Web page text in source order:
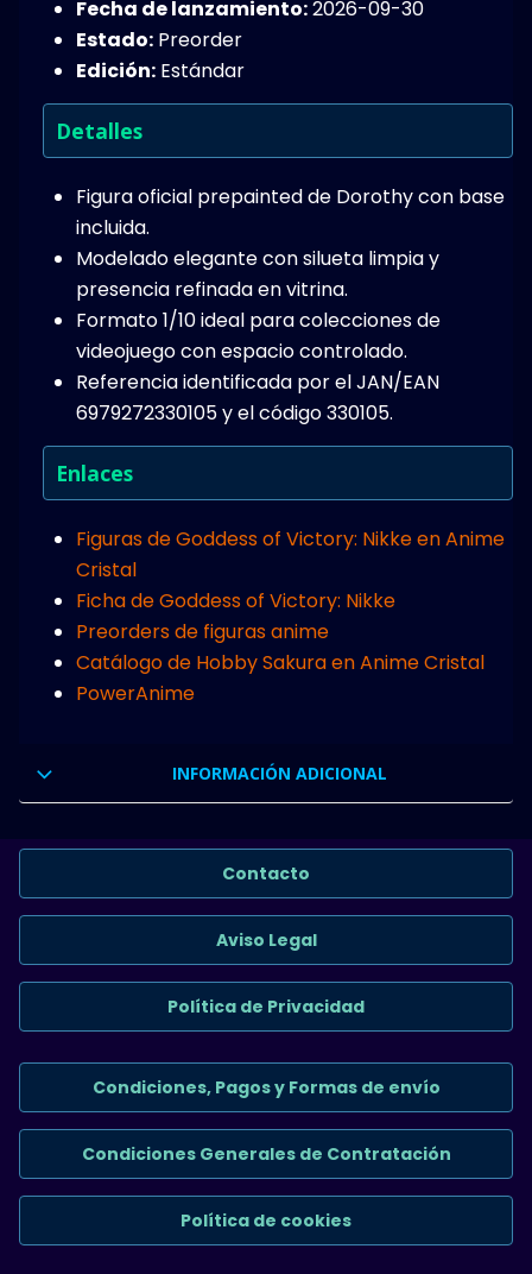
Fecha de lanzamiento:2026-09-30
Estado: Preorder
Edición: Estándar
Detalles
Figura oficial prepainted de Dorothy con base
incluida.
Modelado elegante con silueta limpia y
presencia refinada en vitrina.
Formato 1/10 ideal para colecciones de
videojuego con espacio controlado.
Referencia identificada por el JAN/EAN
6979272330105 y el código 330105.
Enlaces
Figuras de Goddess of Victory: Nikke en Anime
Cristal
Ficha de Goddess of Victory: Nikke
Preorders de figuras anime
Catálogo de Hobby Sakura en Anime Cristal
PowerAnime
INFORMACIÓN ADICIONAL
Contacto
Aviso Legal
Política de Privacidad
Condiciones, Pagos y Formas de envío
Condiciones Generales de Contratación
Política de cookies